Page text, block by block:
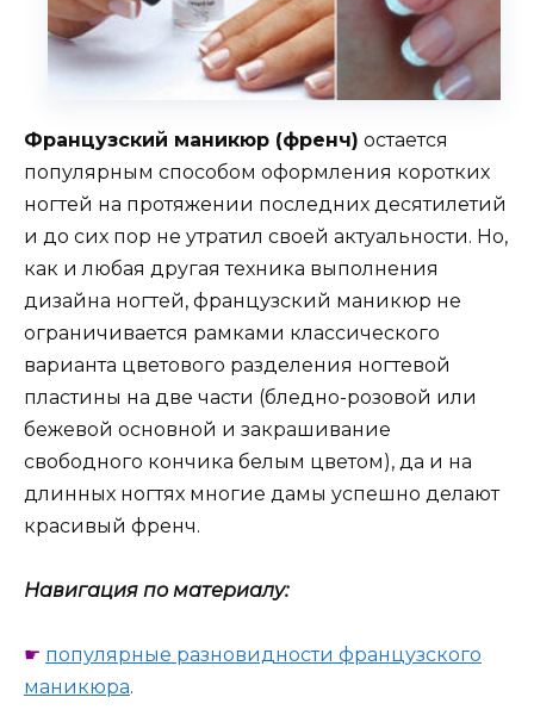
Французский маникюр (френч) остается
популярным способом оформления коротких
ногтей на протяжении последних десятилетий
и до сих пор не утратил своей актуальности. Но,
как и любая другая техника выполнения
дизайна ногтей, французский маникюр не
ограничивается рамками классического
варианта цветового разделения ногтевой
пластины на две части (бледно-розовой или
бежевой основной и закрашивание
свободного кончика белым цветом), да и на
длинных ногтях многие дамы успешно делают
красивый френч.
Навигация по материалу:
☛ популярные разновидности французского
маникюра.